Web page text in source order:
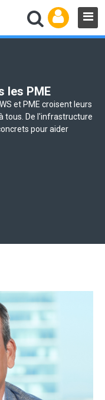
les PME
et PME croisent leurs
tous. De l'infrastructure
pour aider